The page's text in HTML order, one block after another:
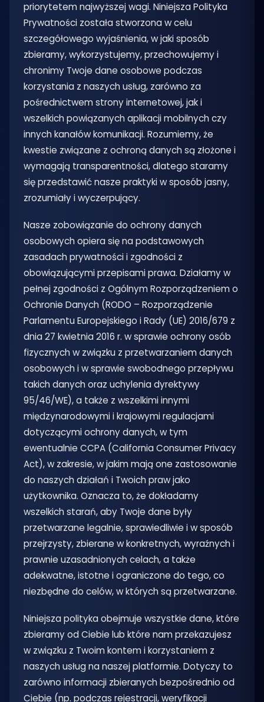
priorytetem najwyższej wagi. Niniejsza Polityka
Prywatności została stworzona w celu
szczegółowego wyjaśnienia, w jaki sposób
zbieramy, wykorzystujemy, przechowujemy i
chronimy Twoje dane osobowe podczas
korzystania z naszych usług, zarówno za
pośrednictwem strony internetowej, jak i
wszelkich powiązanych aplikacji mobilnych czy
innych kanałów komunikacji. Rozumiemy, że
kwestie związane z ochroną danych są złożone i
wymagają transparentności, dlatego staramy
się przedstawić nasze praktyki w sposób jasny,
zrozumiały i wyczerpujący.
Nasze zobowiązanie do ochrony danych
osobowych opiera się na podstawowych
zasadach prywatności i zgodności z
obowiązującymi przepisami prawa. Działamy w
pełnej zgodności z Ogólnym Rozporządzeniem o
Ochronie Danych (RODO – Rozporządzenie
Parlamentu Europejskiego i Rady (UE) 2016/679 z
dnia 27 kwietnia 2016 r. w sprawie ochrony osób
fizycznych w związku z przetwarzaniem danych
osobowych i w sprawie swobodnego przepływu
takich danych oraz uchylenia dyrektywy
95/46/WE), a także z wszelkimi innymi
międzynarodowymi i krajowymi regulacjami
dotyczącymi ochrony danych, w tym
ewentualnie CCPA (California Consumer Privacy
Act), w zakresie, w jakim mają one zastosowanie
do naszych działań i Twoich praw jako
użytkownika. Oznacza to, że dokładamy
wszelkich starań, aby Twoje dane były
przetwarzane legalnie, sprawiedliwie i w sposób
przejrzysty, zbierane w konkretnych, wyraźnych i
prawnie uzasadnionych celach, a także
adekwatne, istotne i ograniczone do tego, co
niezbędne do celów, w których są przetwarzane.
Niniejsza polityka obejmuje wszystkie dane, które
zbieramy od Ciebie lub które nam przekazujesz
w związku z Twoim kontem i korzystaniem z
naszych usług na naszej platformie. Dotyczy to
zarówno informacji zbieranych bezpośrednio od
Ciebie (np. podczas rejestracji, weryfikacji